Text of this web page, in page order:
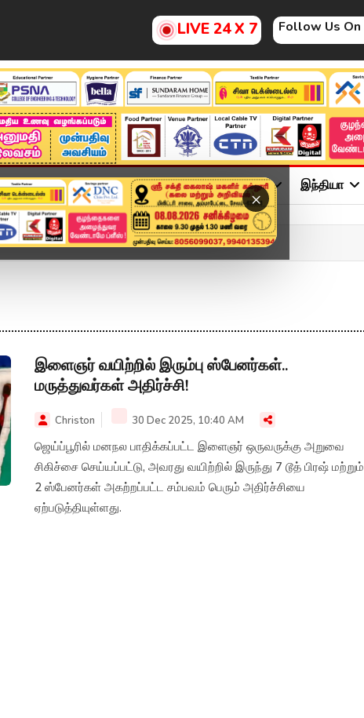
LIVE 24 X 7 Follow Us On
×
தமிழ்நாடு சினிமா அரசியல் விளையாட்டு இந்தியா
இளைஞர் வயிற்றில் இரும்பு ஸ்பேனர்கள்..
மருத்துவர்கள் அதிர்ச்சி!
Christon 30 Dec 2025, 10:40 AM
ஜெய்ப்பூரில் மனநல பாதிக்கப்பட்ட இளைஞர் ஒருவருக்கு அறுவை
சிகிச்சை செய்யப்பட்டு, அவரது வயிற்றில் இருந்து 7 டூத் பிரஷ் மற்றும்
2 ஸ்பேனர்கள் அகற்றப்பட்ட சம்பவம் பெரும் அதிர்ச்சியை
ஏற்படுத்தியுள்ளது.